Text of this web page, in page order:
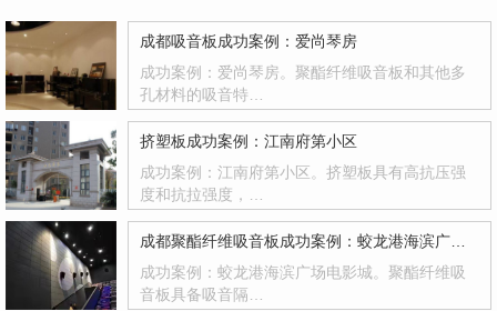
成都吸音板成功案例：爱尚琴房
成功案例：爱尚琴房。聚酯纤维吸音板和其他多
孔材料的吸音特…
挤塑板成功案例：江南府第小区
成功案例：江南府第小区。挤塑板具有高抗压强
度和抗拉强度，…
成都聚酯纤维吸音板成功案例：蛟龙港海滨广场电影城
成功案例：蛟龙港海滨广场电影城。聚酯纤维吸
音板具备吸音隔…